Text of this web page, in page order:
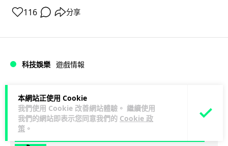
本網站正使用 Cookie
我們使用 Cookie 改善網站體驗。 繼續使用
我們的網站即表示您同意我們的 Cookie 政
策 。
116 分享
科技娛樂 遊戲情報
Lawton 2 日
日本二手遊戲店減 90% 門市 業績反增
四成 "懷舊"在 Z 世代變成最潮「新鮮